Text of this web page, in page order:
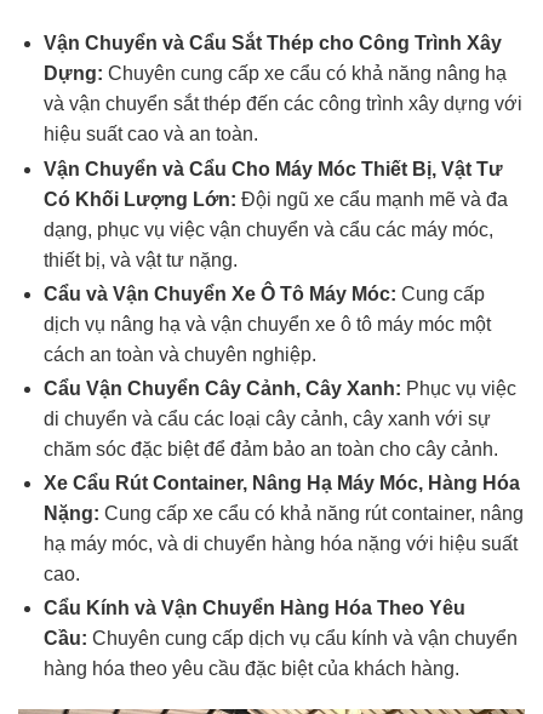
Vận Chuyển và Cẩu Sắt Thép cho Công Trình Xây
Dựng: Chuyên cung cấp xe cẩu có khả năng nâng hạ
và vận chuyển sắt thép đến các công trình xây dựng với
hiệu suất cao và an toàn.
Vận Chuyển và Cẩu Cho Máy Móc Thiết Bị, Vật Tư
Có Khối Lượng Lớn: Đội ngũ xe cẩu mạnh mẽ và đa
dạng, phục vụ việc vận chuyển và cẩu các máy móc,
thiết bị, và vật tư nặng.
Cẩu và Vận Chuyển Xe Ô Tô Máy Móc: Cung cấp
dịch vụ nâng hạ và vận chuyển xe ô tô máy móc một
cách an toàn và chuyên nghiệp.
Cẩu Vận Chuyển Cây Cảnh, Cây Xanh: Phục vụ việc
di chuyển và cẩu các loại cây cảnh, cây xanh với sự
chăm sóc đặc biệt để đảm bảo an toàn cho cây cảnh.
Xe Cẩu Rút Container, Nâng Hạ Máy Móc, Hàng Hóa
Nặng: Cung cấp xe cẩu có khả năng rút container, nâng
hạ máy móc, và di chuyển hàng hóa nặng với hiệu suất
cao.
Cẩu Kính và Vận Chuyển Hàng Hóa Theo Yêu
Cầu: Chuyên cung cấp dịch vụ cẩu kính và vận chuyển
hàng hóa theo yêu cầu đặc biệt của khách hàng.